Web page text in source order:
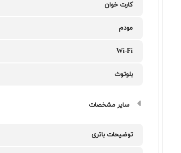
کارت خوان
مودم
Wi-Fi
بلوتوث
سایر مشخصات
توضیحات باتری